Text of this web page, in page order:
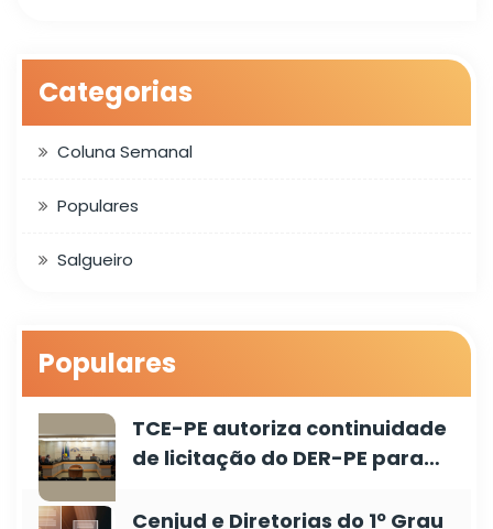
Categorias
Coluna Semanal
Populares
Salgueiro
Populares
TCE-PE autoriza continuidade
de licitação do DER-PE para…
Cenjud e Diretorias do 1º Grau